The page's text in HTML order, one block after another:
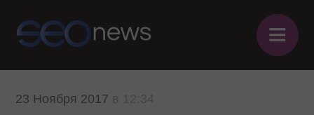
≡
23 Ноября 2017